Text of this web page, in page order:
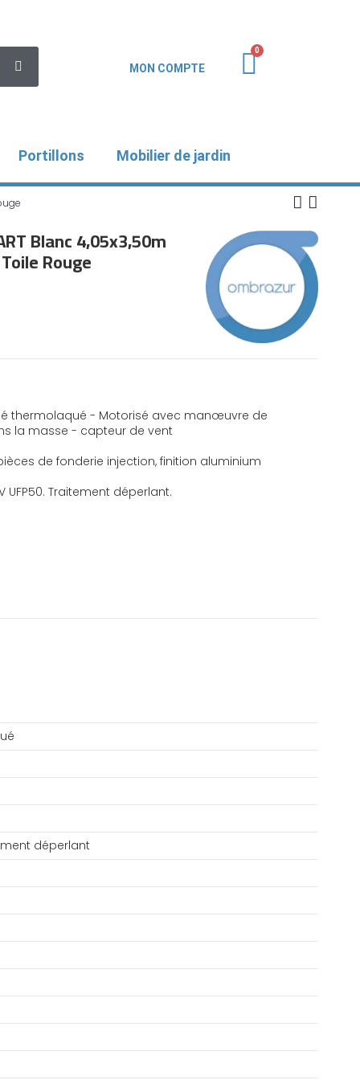
MON COMPTE
Portillons Mobilier de jardin
Blanc 4,05x3,50m
Rouge
thermolaqué - Motorisé avec manœuvre de
la masse - capteur de vent
de fonderie injection, finition aluminium
Traitement déperlant.
déperlant